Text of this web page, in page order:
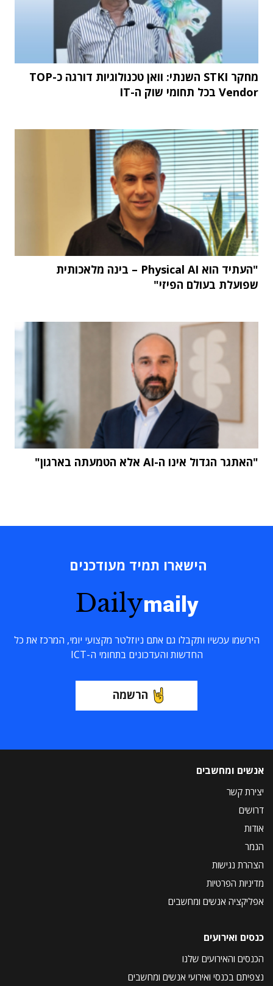
מחקר STKI השנתי: וואן טכנולוגיות דורגה כ-TOP
Vendor בכל תחומי שוק ה-IT
"העתיד הוא Physical AI – בינה מלאכותית
שפועלת בעולם הפיזי"
"האתגר הגדול אינו ה-AI אלא הטמעתה בארגון"
הישארו תמיד מעודכנים
Dailymaily
הירשמו עכשיו ותקבלו גם אתם ניוזלטר מקצועי יומי, המרכז את כל
החדשות והעדכונים בתחומי ה-ICT
הרשמה
אנשים ומחשבים
יצירת קשר
דרושים
אודות
הנמר
הצהרת נגישות
מדיניות הפרטיות
אפליקציה אנשים ומחשבים
כנסים ואירועים
הכנסים והאירועים שלנו
נצפיתם בכנסי ואירועי אנשים ומחשבים